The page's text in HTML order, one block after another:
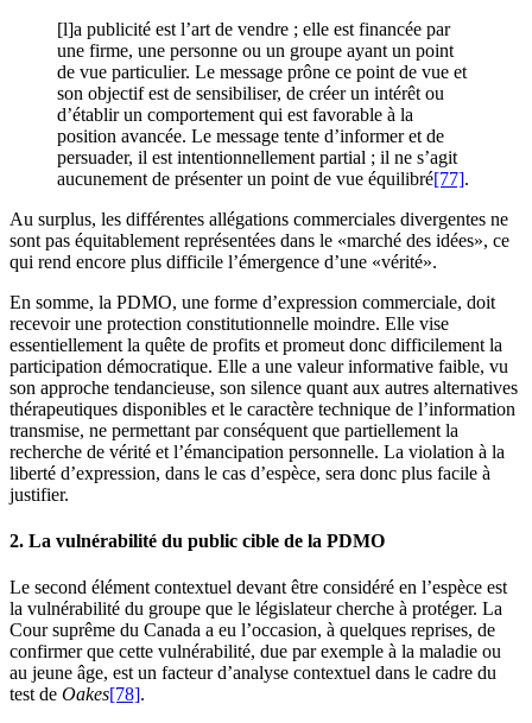
[l]a publicité est l’art de vendre ; elle est financée par
une firme, une personne ou un groupe ayant un point
de vue particulier. Le message prône ce point de vue et
son objectif est de sensibiliser, de créer un intérêt ou
d’établir un comportement qui est favorable à la
position avancée. Le message tente d’informer et de
persuader, il est intentionnellement partial ; il ne s’agit
aucunement de présenter un point de vue équilibré[77].
Au surplus, les différentes allégations commerciales divergentes ne
sont pas équitablement représentées dans le «marché des idées», ce
qui rend encore plus difficile l’émergence d’une «vérité».
En somme, la PDMO, une forme d’expression commerciale, doit
recevoir une protection constitutionnelle moindre. Elle vise
essentiellement la quête de profits et promeut donc difficilement la
participation démocratique. Elle a une valeur informative faible, vu
son approche tendancieuse, son silence quant aux autres alternatives
thérapeutiques disponibles et le caractère technique de l’information
transmise, ne permettant par conséquent que partiellement la
recherche de vérité et l’émancipation personnelle. La violation à la
liberté d’expression, dans le cas d’espèce, sera donc plus facile à
justifier.
2. La vulnérabilité du public cible de la PDMO
Le second élément contextuel devant être considéré en l’espèce est
la vulnérabilité du groupe que le législateur cherche à protéger. La
Cour suprême du Canada a eu l’occasion, à quelques reprises, de
confirmer que cette vulnérabilité, due par exemple à la maladie ou
au jeune âge, est un facteur d’analyse contextuel dans le cadre du
test de Oakes[78].